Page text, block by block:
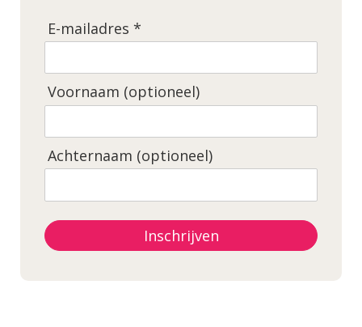
E-mailadres *
Voornaam (optioneel)
Achternaam (optioneel)
Inschrijven